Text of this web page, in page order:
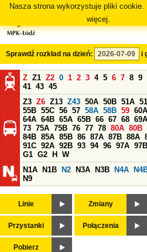
Nasza strona wykorzystuje pliki cookie.
więcej.
Sprawdź rozkład na dzień: i
Z Z1 Z2 0 1 2 3 4 5 6 7 8 9
41 43 45
Z3 Z6 Z13 Z43 50A 50B 51A
55B 55C 56 57 58A 58B 59 60A
64A 64B 65A 65B 66 67 68 69A
73 75A 75B 76 77 78 80A 80B
84B 85A 85B 86 87A 87B 88A
91C 92A 92B 93 94 96 97A 97B
G1 G2 H
W
N1A
N1B N2 N3A N3B N4A
N9
Linie Zmiany
Przystanki Połączenia
Pobierz